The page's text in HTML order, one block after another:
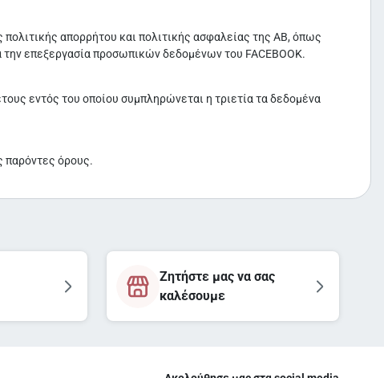
απορρήτου και πολιτικής ασφαλείας της ΑΒ, όπως
την επεξεργασία προσωπικών δεδομένων του FACEBOOK.
εντός του οποίου συμπληρώνεται η τριετία τα δεδομένα
παρόντες όρους.
Ζητήστε μας να σας
καλέσουμε